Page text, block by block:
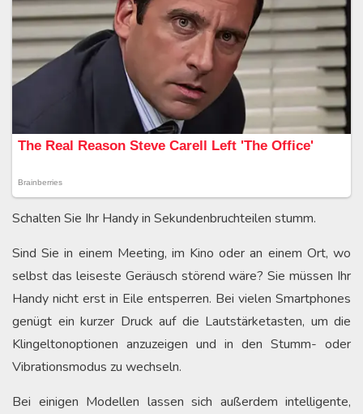
Schalten Sie Ihr Handy in Sekundenbruchteilen stumm.
Sind Sie in einem Meeting, im Kino oder an einem Ort, wo
selbst das leiseste Geräusch störend wäre? Sie müssen Ihr
Handy nicht erst in Eile entsperren. Bei vielen Smartphones
genügt ein kurzer Druck auf die Lautstärketasten, um die
Klingeltonoptionen anzuzeigen und in den Stumm- oder
Vibrationsmodus zu wechseln.
Bei einigen Modellen lassen sich außerdem intelligente,